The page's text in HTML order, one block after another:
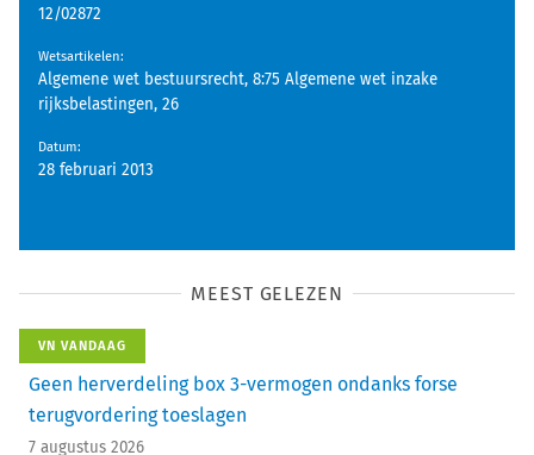
12/02872
Wetsartikelen:
Algemene wet bestuursrecht, 8:75 Algemene wet inzake
rijksbelastingen, 26
Datum:
28 februari 2013
MEEST GELEZEN
VN VANDAAG
Geen herverdeling box 3-vermogen ondanks forse
terugvordering toeslagen
7 augustus 2026